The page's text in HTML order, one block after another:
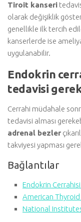
Tiroit kanseri
olarak değişiklik
genellikle ilk tercih
kanserlerde ise
uygulanabilir.
Endokrin
tedavisi
Cerrahi müdahale
tedavisi alması
adrenal bezler
takviyesi yapması
Bağlantılar
Endokrin
American
National